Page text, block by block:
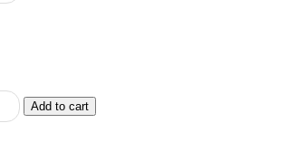
Add to cart